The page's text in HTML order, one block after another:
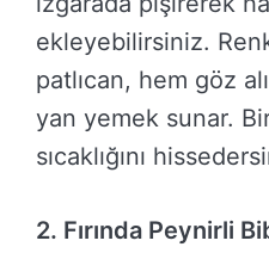
ekleyebilirsiniz.
patlıcan, hem göz
yan yemek sunar.
sıcaklığını
2. Fırında Peynirli